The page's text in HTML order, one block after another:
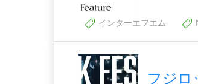
インターエフエム
フジロ